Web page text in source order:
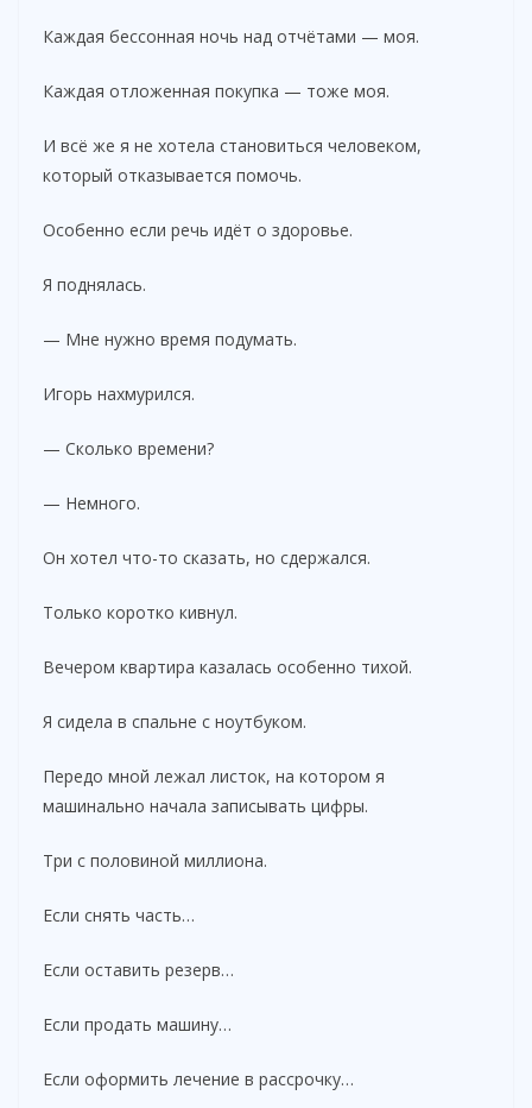
Каждая бессонная ночь над отчётами — моя.
Каждая отложенная покупка — тоже моя.
И всё же я не хотела становиться человеком,
который отказывается помочь.
Особенно если речь идёт о здоровье.
Я поднялась.
— Мне нужно время подумать.
Игорь нахмурился.
— Сколько времени?
— Немного.
Он хотел что-то сказать, но сдержался.
Только коротко кивнул.
Вечером квартира казалась особенно тихой.
Я сидела в спальне с ноутбуком.
Передо мной лежал листок, на котором я
машинально начала записывать цифры.
Три с половиной миллиона.
Если снять часть…
Если оставить резерв…
Если продать машину…
Если оформить лечение в рассрочку…